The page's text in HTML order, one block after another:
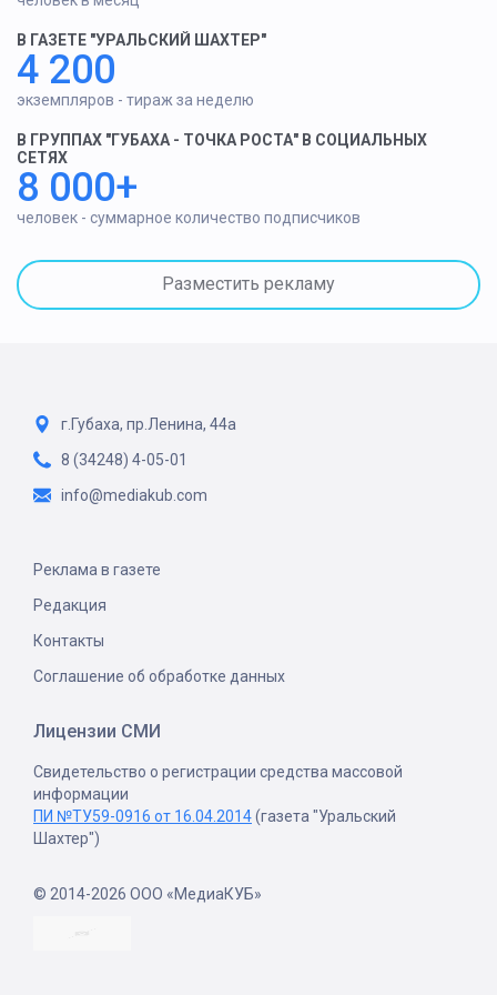
В ГАЗЕТЕ "УРАЛЬСКИЙ ШАХТЕР"
4 200
экземпляров - тираж за неделю
В ГРУППАХ "ГУБАХА - ТОЧКА РОСТА" В СОЦИАЛЬНЫХ
СЕТЯХ
8 000+
человек - суммарное количество подписчиков
Разместить рекламу
г.Губаха, пр.Ленина, 44а
8 (34248) 4-05-01
info@mediakub.com
Реклама в газете
Редакция
Контакты
Соглашение об обработке данных
Лицензии СМИ
Свидетельство о регистрации средства массовой
информации
ПИ №ТУ59-0916 от 16.04.2014(газета "Уральский
Шахтер")
© 2014-2026 ООО «МедиаКУБ»